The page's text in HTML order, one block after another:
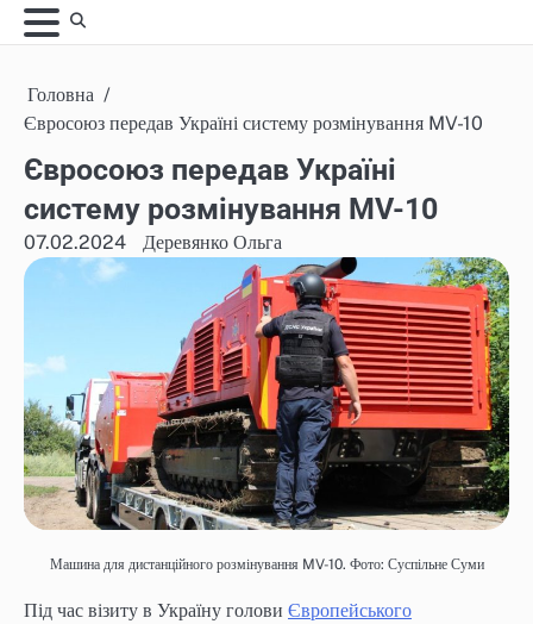
Skip
to
Головна
Євросоюз передав Україні систему розмінування MV-10
Євросоюз передав Україні
систему розмінування MV-10
07.02.2024 Деревянко Ольга
Машина для дистанційного розмінування MV-10. Фото: Суспільне Суми
Під час візиту в Україну голови Європейського